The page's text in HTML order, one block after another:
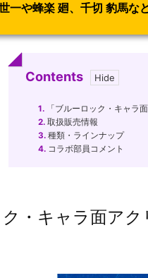
世一や蜂楽 廻、千切 豹馬な
Contents
1. 「ブルーロック・キャラ
2. 取扱販売情報
3. 種類・ラインナップ
4. コラボ部員コメント
ク・キャラ面ア